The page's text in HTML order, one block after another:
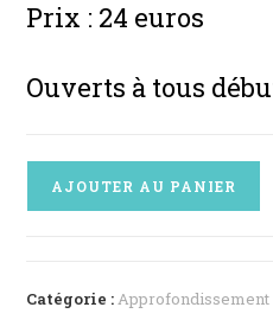
Prix : 24 euros
Ouverts à tous
AJOUTER AU PANIER
Catégorie :Approfondissement